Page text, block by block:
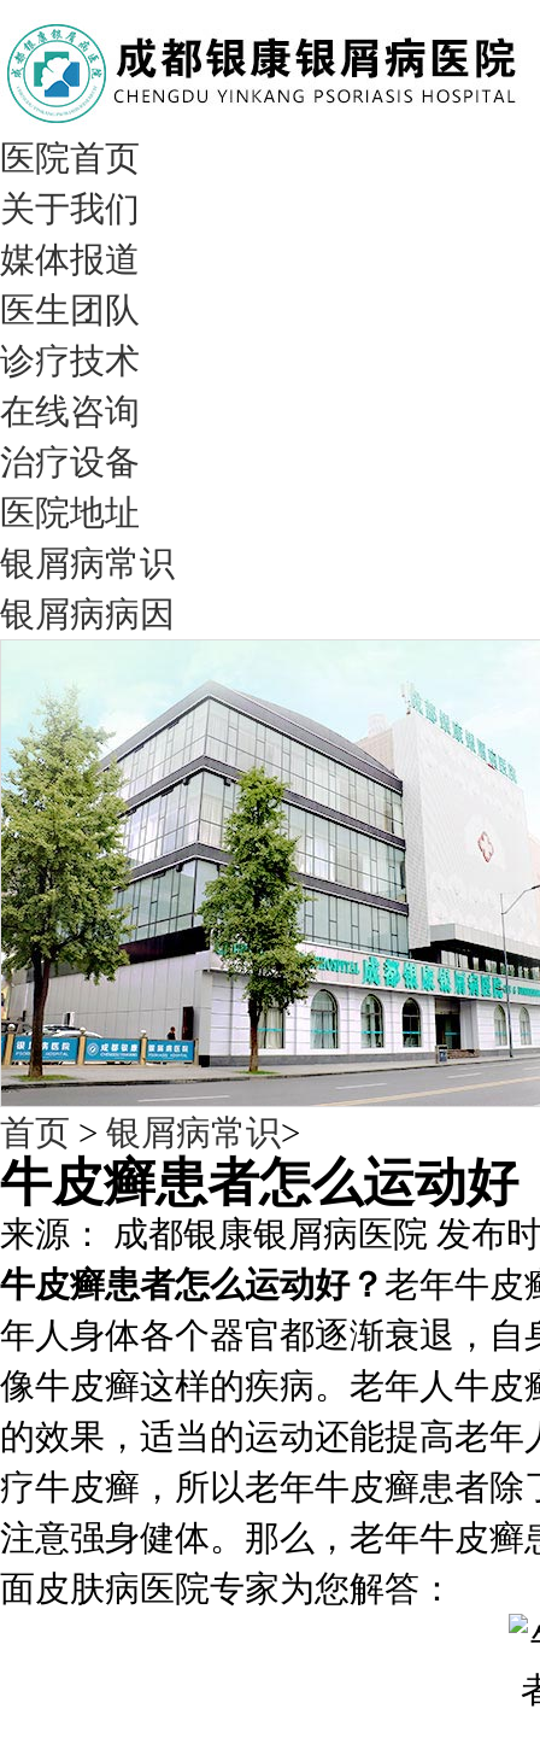
医院首页
关于我们
媒体报道
医生团队
诊疗技术
在线咨询
治疗设备
医院地址
银屑病常识
银屑病病因
首页 > 银屑病常识>
牛皮癣患者怎么运动好
来源： 成都银康银屑病医院 发布
牛皮癣患者怎么运动好？老年牛皮
年人身体各个器官都逐渐衰退，
像牛皮癣这样的疾病。老年人牛
的效果，适当的运动还能提高老
疗牛皮癣，所以老年牛皮癣患者
注意强身健体。那么，老年牛皮
面皮肤病医院专家为您解答：